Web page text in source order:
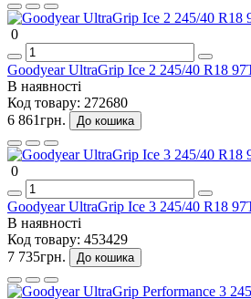
0
Goodyear UltraGrip Ice 2 245/40 R18
В наявності
Код товару: 272680
6 861грн.
До кошика
0
Goodyear UltraGrip Ice 3 245/40 R18
В наявності
Код товару: 453429
7 735грн.
До кошика